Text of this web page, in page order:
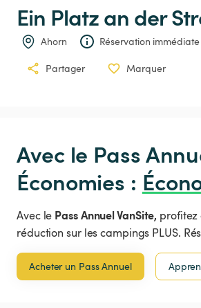
Ein Platzan der
Ahorn Réservation immédiate
Partager Marquer
Avec le Pass
Économies :
Avec le Pass Annuel VanSite, profitez
réduction sur les campings PLUS.
Acheter un Pass Annuel